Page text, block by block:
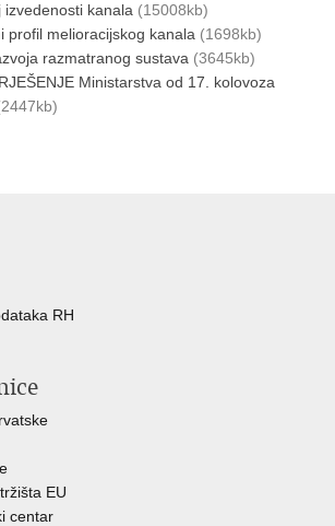
izvedenosti kanala (15008kb)
profil melioracijskog kanala (1698kb)
razmatranog sustava (3645kb)
Ministarstva od 17. kolovoza
RH
EU
centar